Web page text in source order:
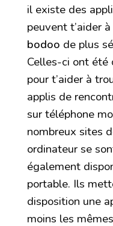
il existe des
peuvent t’aider
bodoo de plus
Celles-ci ont été
pour t’aider à
applis de
sur téléphone
nombreux sites
ordinateur se
également
portable. Ils
disposition une
moins les